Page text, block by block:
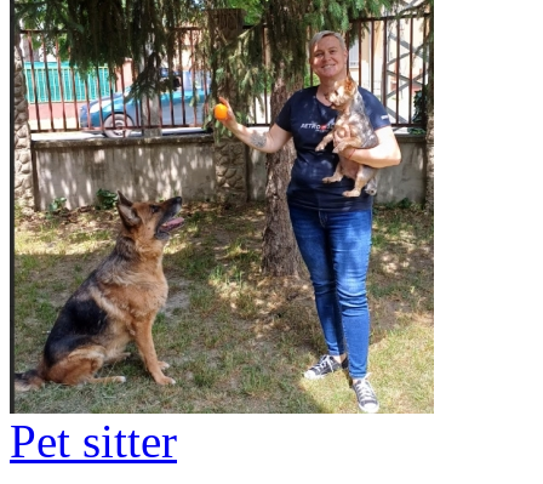
Pet sitter